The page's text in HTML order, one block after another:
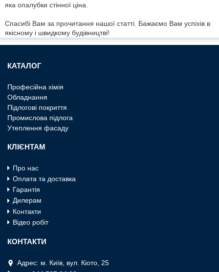
яка опалубки стінної ціна.
Спасибі Вам за прочитання нашої статті. Бажаємо Вам успіхів в
якісному і швидкому будівництві!
КАТАЛОГ
Професiйна хiмiя
Обладнання
Пiдлоговi покриття
Промислова пiдлога
Утеплення фасаду
КЛІЄНТАМ
Про нас
Оплата та доставка
Гарантія
Дилерам
Контакти
Відео робіт
КОНТАКТИ
Адрес: м. Київ, вул. Кiото, 25